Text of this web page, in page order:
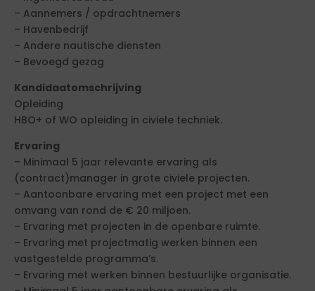
– Aannemers / opdrachtnemers
– Havenbedrijf
– Andere nautische diensten
– Bevoegd gezag
Kandidaatomschrijving
Opleiding
HBO+ of WO opleiding in civiele techniek.
Ervaring
– Minimaal 5 jaar relevante ervaring als
(contract)manager in grote civiele projecten.
– Aantoonbare ervaring met een project met een
omvang van rond de € 20 miljoen.
– Ervaring met projecten in de openbare ruimte.
– Ervaring met projectmatig werken binnen een
vastgestelde programma’s.
– Ervaring met werken binnen bestuurlijke organisatie.